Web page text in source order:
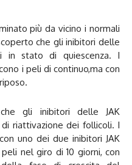
più da vicino i normali
che gli inibitori delle
in stato di quiescenza. I
i peli di continuo,ma con
gli inibitori delle JAK
riattivazione dei follicoli. I
uno dei due inibitori JAK
nel giro di 10 giorni, con